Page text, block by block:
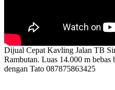
Dijual Cepat Kavling Jalan TB
Rambutan. Luas 14.000 m
dengan Tato 087875863425